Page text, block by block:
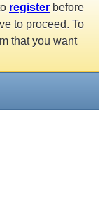
register before
to proceed. To
that you want